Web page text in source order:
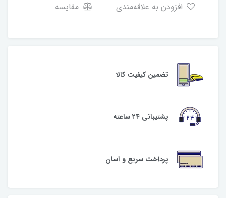
مقایسه
تضمین کیفیت کالا
پشتیبانی ۲۴ ساعته
پرداخت سریع و آسان